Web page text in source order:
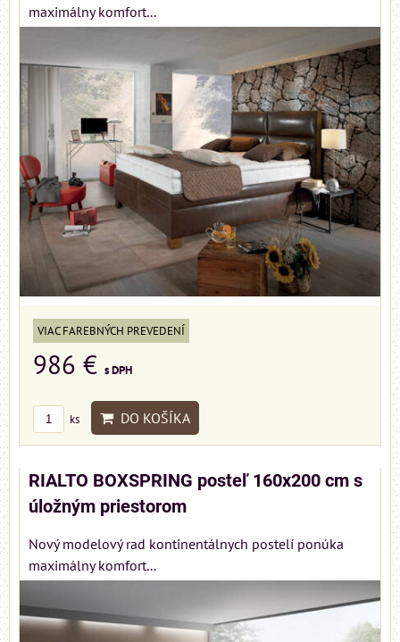
maximálny komfort...
VIAC FAREBNÝCH PREVEDENÍ
986 € s DPH
ks DO KOŠÍKA
RIALTO BOXSPRING posteľ 160x200 cm s
úložným priestorom
Nový modelový rad kontinentálnych postelí ponúka
maximálny komfort...